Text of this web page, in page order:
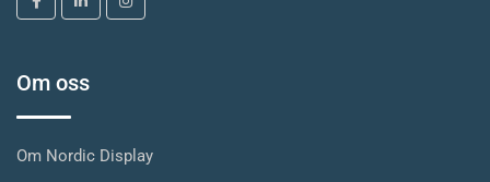
Om oss
Om Nordic Display